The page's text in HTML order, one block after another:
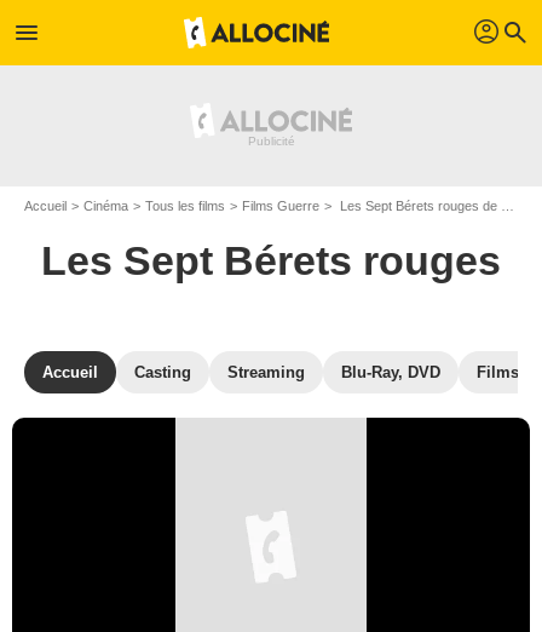
menu profil search
Accueil Cinéma Tous les films Films Guerre Les Sept Bérets rouges de Mario Siciliano
Les Sept Bérets rouges
Accueil Casting Streaming Blu-Ray, DVD Films